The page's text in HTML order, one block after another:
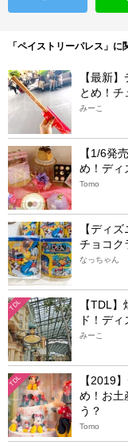
「ペイストリーパレス」に
【最新
とめ！チ
みーこ
【1/6発
め！ディ
Tomo
【ディ
チョコク
なっちゃん
TDL
【TDL
ド！デ
みーこ
TDL
【2019
め！お土
う？
Tomo